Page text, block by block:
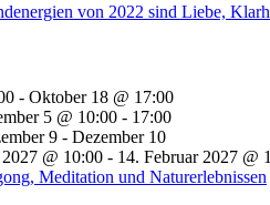
von 2022 sind Liebe,
- Oktober 18 @ 17:00
5 @ 10:00 - 17:00
9 - Dezember 10
@ 10:00 - 14. Februar 2027 @
Meditation und Naturerlebnissen